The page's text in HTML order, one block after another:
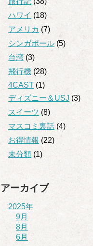
ハワイ (18)
アメリカ (7)
シンガポール (5)
台湾 (3)
飛行機 (28)
4CAST (1)
ディズニー＆USJ (3)
スイーツ (8)
マスコミ裏話 (4)
お得情報 (22)
未分類 (1)
アーカイブ
2025年
9月
8月
6月